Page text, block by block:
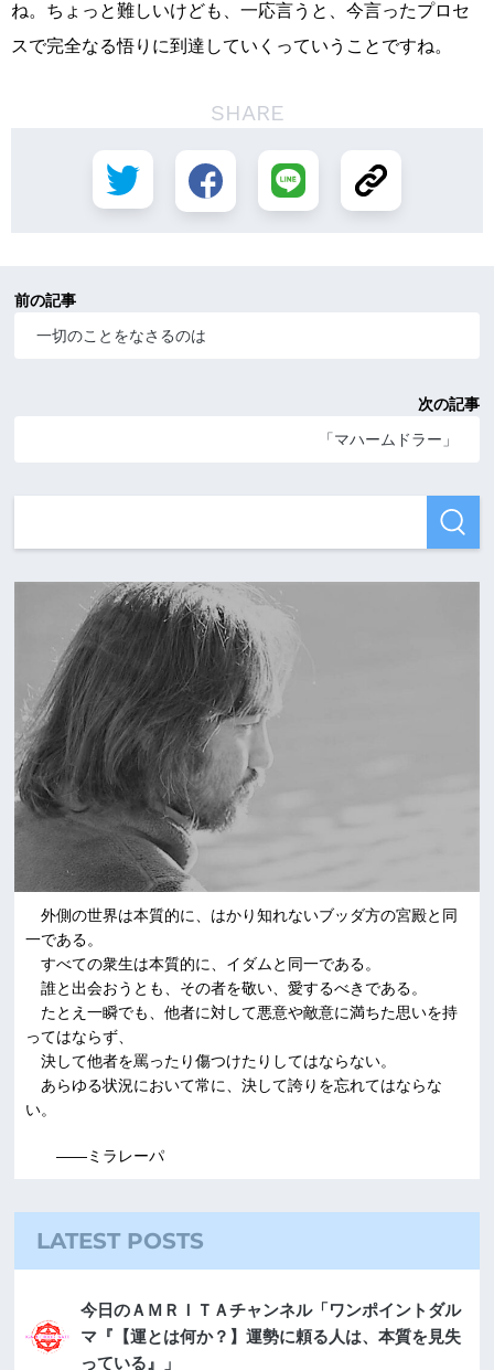
ね。ちょっと難しいけども、一応言うと、今言ったプロセ
スで完全なる悟りに到達していくっていうことですね。
SHARE
前の記事
一切のことをなさるのは
次の記事
「マハームドラー」
外側の世界は本質的に、はかり知れないブッダ方の宮殿と同
一である。
すべての衆生は本質的に、イダムと同一である。
誰と出会おうとも、その者を敬い、愛するべきである。
たとえ一瞬でも、他者に対して悪意や敵意に満ちた思いを持
ってはならず、
決して他者を罵ったり傷つけたりしてはならない。
あらゆる状況において常に、決して誇りを忘れてはならな
い。
――ミラレーパ
LATEST POSTS
今日のＡＭＲＩＴＡチャンネル「ワンポイントダル
マ『【運とは何か？】運勢に頼る人は、本質を見失
っている』」